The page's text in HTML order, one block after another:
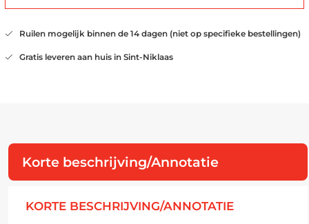
Ruilen mogelijk binnen de 14 dagen (niet op specifieke bestellingen)
Gratis leveren aan huis in Sint-Niklaas
Korte beschrijving/Annotatie
KORTE BESCHRIJVING/ANNOTATIE